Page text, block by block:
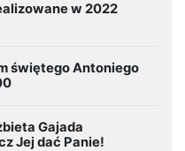
w 2022
świętego Antoniego
Gajada
Jej dać Panie!